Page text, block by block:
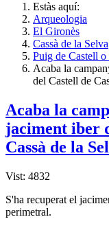
Estàs aquí:
Arqueologia
El Gironès
Cassà de la Selva
Puig de Castell o
Acaba la
del Castell de
Acaba la
jaciment iber
Cassà de la
Vist: 4832
S'ha recuperat el
perimetral.